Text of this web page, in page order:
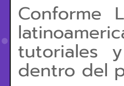
Conforme
tutoriales
dentro del